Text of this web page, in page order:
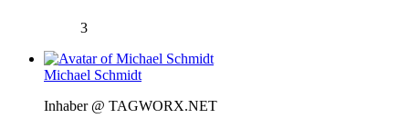
3
Michael Schmidt
Inhaber @ TAGWORX.NET